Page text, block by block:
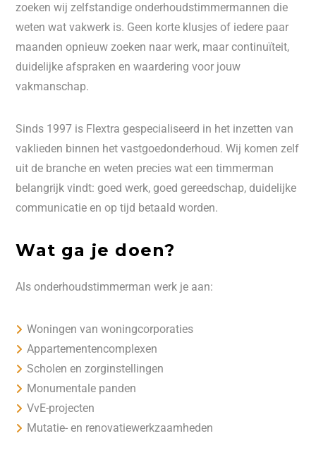
zoeken wij zelfstandige onderhoudstimmermannen die
weten wat vakwerk is. Geen korte klusjes of iedere paar
maanden opnieuw zoeken naar werk, maar continuïteit,
duidelijke afspraken en waardering voor jouw
vakmanschap.
Sinds 1997 is Flextra gespecialiseerd in het inzetten van
vaklieden binnen het vastgoedonderhoud. Wij komen zelf
uit de branche en weten precies wat een timmerman
belangrijk vindt: goed werk, goed gereedschap, duidelijke
communicatie en op tijd betaald worden.
Wat ga je doen?
Als onderhoudstimmerman werk je aan:
Woningen van woningcorporaties
Appartementencomplexen
Scholen en zorginstellingen
Monumentale panden
VvE-projecten
Mutatie- en renovatiewerkzaamheden